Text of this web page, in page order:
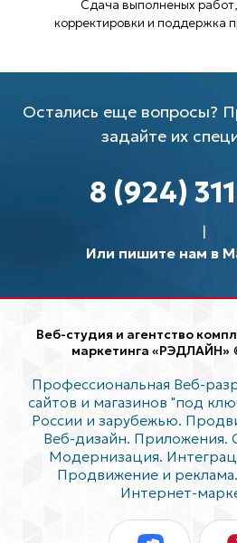
Сдача выполненых
корректировки и поддержка
Остались еще вопросы?
задайте их
8 (924)
Или пишите нам в
Веб-студия и агентство
маркетинга «РЭДЛАЙН»
Профессиональная Веб-
сайтов и магазинов "под
России и зарубежью.
Веб-дизайн. Приложения.
Модернизация.
Продвижение и
Интернет-